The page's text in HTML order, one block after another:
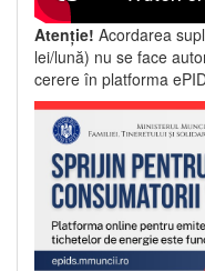
Atenție! Acordarea
lei/lună) nu se face
cerere în platforma